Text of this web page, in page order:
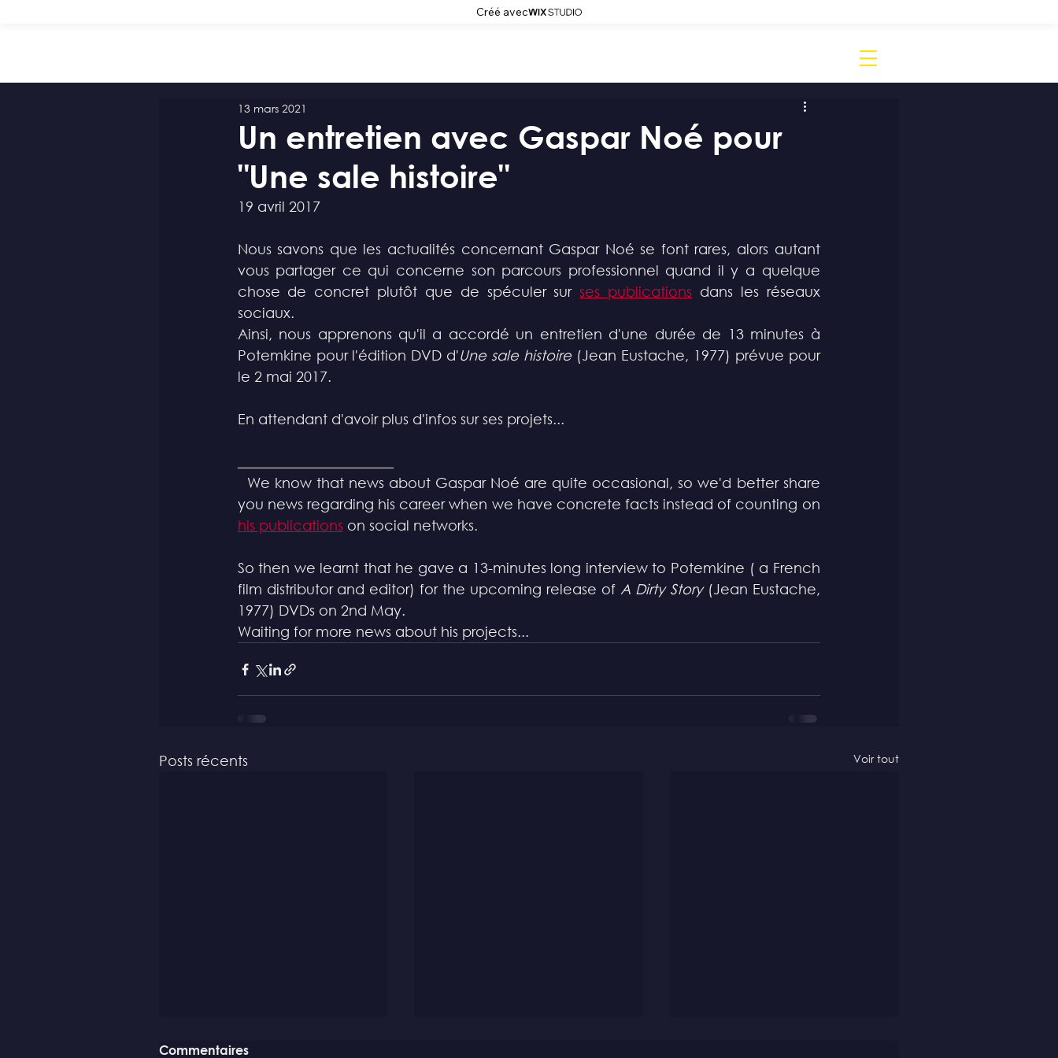
Créé avec
Un entretien avec Gaspar Noé pour
"Une sale histoire"
13 mars 2021
19 avril 2017
Nous savons que les actualités concernant Gaspar Noé se font rares, alors autant
vous partager ce qui concerne son parcours professionnel quand il y a quelque
chose de concret plutôt que de spéculer sur ses publications dans les réseaux
sociaux.
Ainsi, nous apprenons qu'il a accordé un entretien d'une durée de 13 minutes à
Potemkine pour l'édition DVD d'Une sale histoire (Jean Eustache, 1977) prévue pour
le 2 mai 2017.
En attendant d'avoir plus d'infos sur ses projets...
you news regarding his career when we have concrete facts instead of counting on
his publications on social networks.
So then we learnt that he gave a 13-minutes long interview to Potemkine ( a French
film distributor and editor) for the upcoming release of A Dirty Story (Jean Eustache,
1977) DVDs on 2nd May.
Waiting for more news about his projects...
Posts récents Voir tout
Commentaires